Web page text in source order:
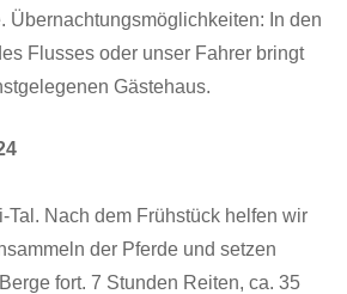
Übernachtungsmöglichkeiten: In den
Flusses oder unser Fahrer bringt
Gästehaus.
Tal. Nach dem Frühstück helfen wir
der Pferde und setzen
fort. 7 Stunden Reiten, ca. 35